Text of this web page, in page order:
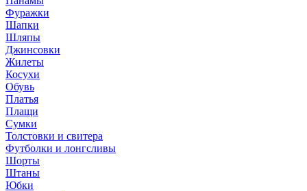
Фуражки
Шапки
Шляпы
Джинсовки
Жилеты
Косухи
Обувь
Платья
Плащи
Сумки
Толстовки и свитера
Футболки и лонгсливы
Шорты
Штаны
Юбки